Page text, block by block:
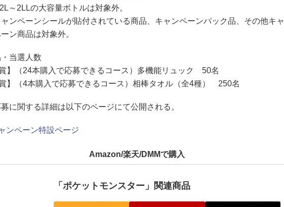
～2LLの大容量ボトルは対象外。
ンペーンシールが貼付されている商品、キャンペーンパック品、その他キャ
ン商品は対象外。
当選人数
賞】（24本購入で応募できるコース）多機能リュック 50名
賞】（4本購入で応募できるコース）相棒タオル（全4種） 250名
に関する詳細は以下のページにて公開される。
ンペーン特設ページ
Amazon/楽天/DMMで購入
「ポケットモンスター」関連商品